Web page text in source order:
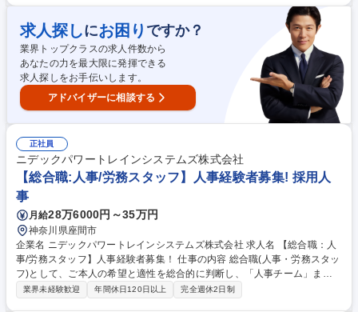
募集職種 岐阜関市【人事】未経験歓迎★年間休日121日/福利厚生充実◎
求人探しにお困り ですか？
業界トップクラスの求人件数から
あなたの力を最大限に発揮できる
求人探しをお手伝いします。
アドバイザーに相談する
正社員
ニデックパワートレインシステムズ株式会社
【総合職:人事/労務スタッフ】人事経験者募集! 採用人
事
月給28万6000円～35万円
神奈川県座間市
企業名 ニデックパワートレインシステムズ株式会社 求人名 【総合職：人
事/労務スタッフ】人事経験者募集！ 仕事の内容 総合職(人事・労務スタッ
フ)として、ご本人の希望と適性を総合的に判断し、「人事チーム」また
は「労務チーム」のいずれかに配属いたします。 ＜人事＞■採用業務(新
業界未経験歓迎 年間休日120日以上 完全週休2日制